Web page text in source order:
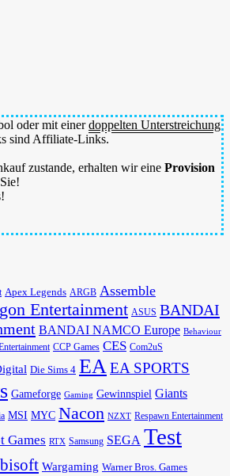
oder mit einerdoppelten Unterstreichung
sind Affiliate-Links.
zustande, erhalten wir eine Provision
Apex Legends ARGB Assemble
Entertainment ASUS BANDAI
BANDAI NAMCO Europe Behaviour
CCP Games CES Com2uS
Die Sims 4 EA EA SPORTS
Gameforge Gaming Gewinnspiel Giants
MSI MYC Nacon NZXT Respawn Entertainment
Games RTX Samsung SEGA Test
Wargaming Warner Bros. Games